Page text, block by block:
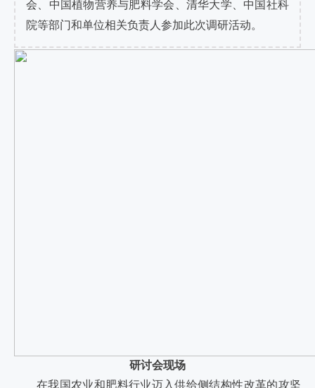
会、中国植物营养与肥料学会、清华大学、中国社科
院等部门和单位相关负责人参加此次调研活动。
研讨会现场
在我国农业和肥料行业迈入供给侧结构性改革的攻坚